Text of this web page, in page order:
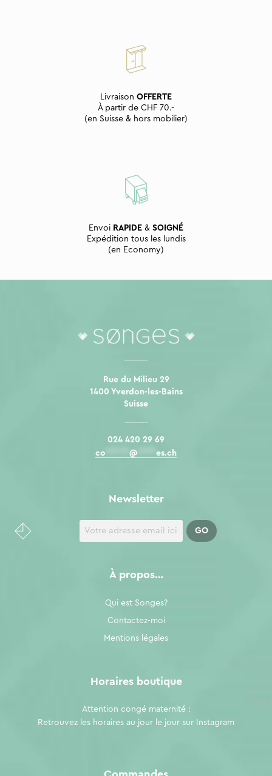
Livraison OFFERTE
À partir de CHF 70.-
(en Suisse & hors mobilier)
Envoi RAPIDE & SOIGNÉ
Expédition tous les lundis
(en Economy)
Rue du Milieu 29
1400 Yverdon-les-Bains
Suisse
024 420 29 69
co
@ es.ch
À propos…
Qui est Songes?
Contactez-moi
Mentions légales
Newsletter
Horaires boutique
Attention congé maternité :
Retrouvez les horaires au jour le jour sur
Instagram